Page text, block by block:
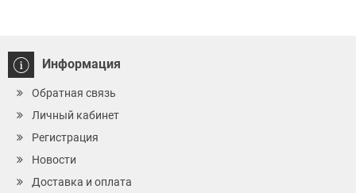
Информация
Обратная связь
Личный кабинет
Регистрация
Новости
Доставка и оплата